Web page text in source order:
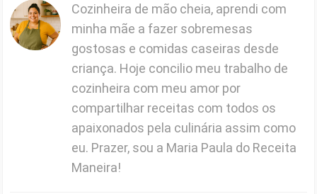
Cozinheira de mão cheia, aprendi com
minha mãe a fazer sobremesas
gostosas e comidas caseiras desde
criança. Hoje concilio meu trabalho de
cozinheira com meu amor por
compartilhar receitas com todos os
apaixonados pela culinária assim como
eu. Prazer, sou a Maria Paula do Receita
Maneira!